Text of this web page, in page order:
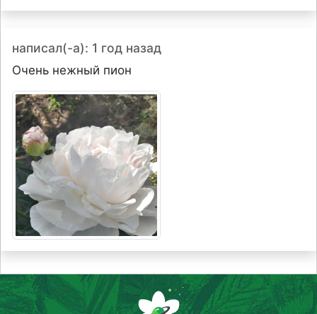
написал(-а): 1 год назад
Очень нежный пион